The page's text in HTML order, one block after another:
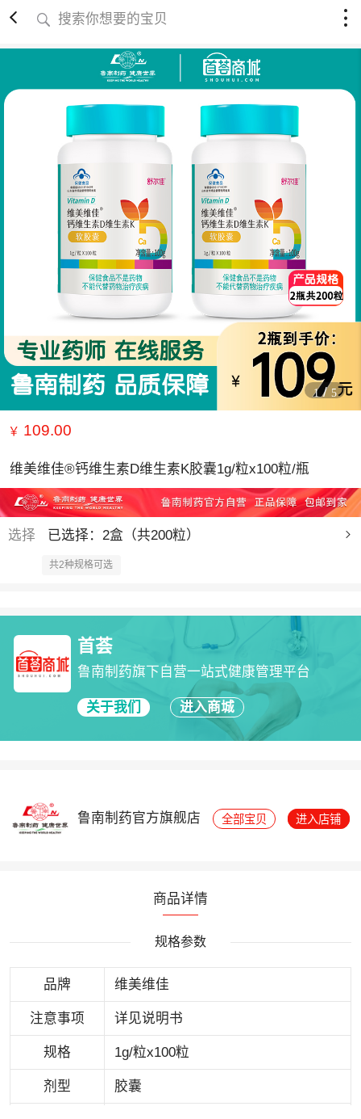
搜索你想要的宝贝
1/5
￥ 109.00
维美维佳®钙维生素D维生素K胶囊1g/粒x100粒/瓶
选择 已选择：2盒（共200粒）
共2种规格可选
首荟
鲁南制药旗下自营一站式健康管理平台
关于我们 进入商城
鲁南制药官方旗舰店 全部宝贝 进入店铺
商品详情
规格参数
品牌 维美维佳
注意事项 详见说明书
规格 1g/粒x100粒
剂型 胶囊